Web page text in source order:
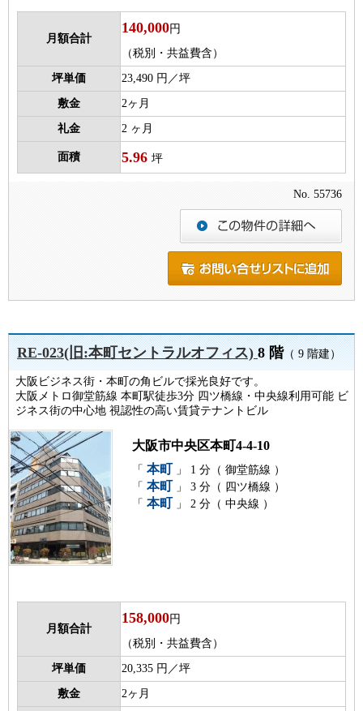
月額合計
140,000円
（税別・共益費含）
坪単価 23,490 円／坪
敷金 2ヶ月
礼金 2 ヶ月
面積 5.96 坪
No. 55736
RE-023(旧:本町セントラルオフィス)8 階（ 9 階建）
大阪ビジネス街・本町の角ビルで採光良好です。
大阪メトロ御堂筋線 本町駅徒歩3分 四ツ橋線・中央線利用可能 ビ
ジネス街の中心地 視認性の高い賃貸テナントビル
大阪市中央区本町4-4-10
「 本町 」 1 分（ 御堂筋線 ）
「 本町 」 3 分（ 四ツ橋線 ）
「 本町 」 2 分（ 中央線 ）
月額合計
158,000円
（税別・共益費含）
坪単価 20,335 円／坪
敷金 2ヶ月